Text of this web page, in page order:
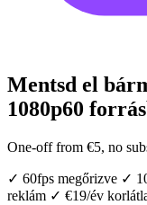
Mentsd el
1080p60
One-off from €5, no
✓ 60fps megőrizve ✓
reklám ✓ €19/év